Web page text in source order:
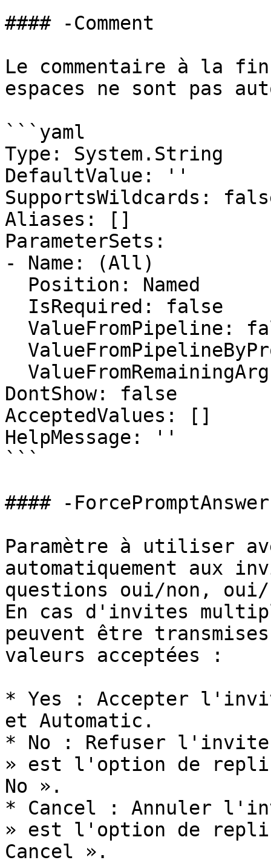
#### -Comment
Le commentaire à la
espaces ne sont pas
```yaml
Type: System.String
DefaultValue: ''
SupportsWildcards:
Aliases: []
ParameterSets:
- Name: (All)
DontShow: false
AcceptedValues: []
HelpMessage: ''
```
#### -ForcePromptAnswer
Paramètre à utiliser
automatiquement aux
questions oui/non,
En cas d'invites
peuvent être
valeurs acceptées :
* Yes : Accepter
et Automatic.
* No : Refuser l'invite
» est l'option de
No ».
* Cancel : Annuler
» est l'option de
Cancel ».